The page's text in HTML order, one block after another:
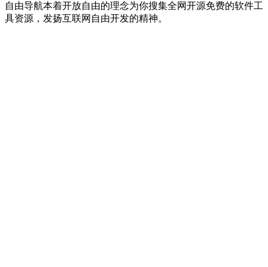
自由导航本着开放自由的理念为你搜集全网开源免费的软件工
具资源，发扬互联网自由开发的精神。